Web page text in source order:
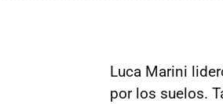
Luca Marini
por los suelos.